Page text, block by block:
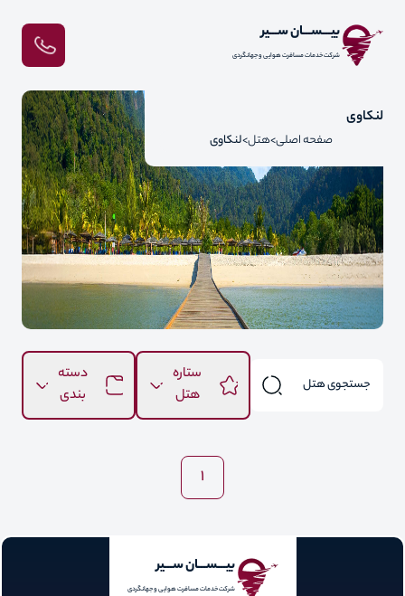
بیـــســـان ســـیر
شرکت خدمات مسافرت هوایی و جهانگردی
لنکاوی
صفحه اصلی هتل لنکاوی
ستاره
هتل
دسته
بندی
1
بیـــســـان ســـیر
شرکت خدمات مسافرت هوایی و جهانگردی